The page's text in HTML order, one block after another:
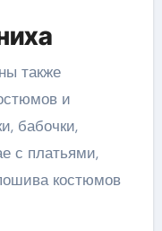
также
и
бабочки,
с платьями,
костюмов